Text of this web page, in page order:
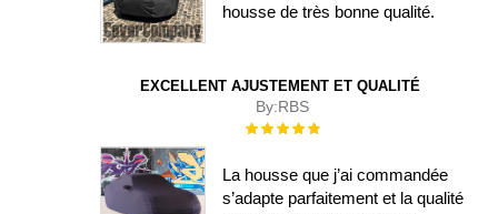
housse de très bonne qualité.
EXCELLENT AJUSTEMENT ET QUALITÉ
By:RBS
Évaluation :
La housse que j’ai commandée
s’adapte parfaitement et la qualité